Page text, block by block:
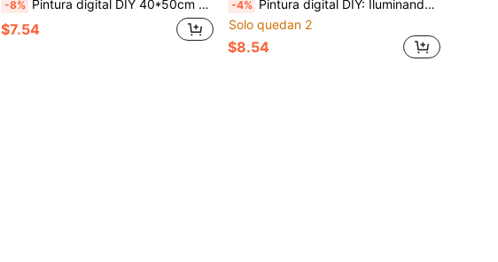
-8% Pintura digital DIY 40*50cm sin marco: "Mujer leyendo" - Enciende la vida creativa, representa un mundo colorido. Pintura digital DIY, embárcate en tu viaje artístico. Una mezcla perfecta de creatividad y diversión, una excelente opción para la interacción, el intercambio en pareja y la relajación personal. Lienzo de alta calidad con textura fina, cumple tus sueños artísticos. Pinturas vívidas y duraderas, y sin olor, confiables. Identificadores numéricos claros, fácil de comenzar incluso sin experiencia previa en pintura, cualquiera puede ser un artista.
$7.54
-4% Pintura digital DIY: Iluminando una vida creativa, que representa un mundo colorido. La pintura digital DIY abre tu viaje artístico. Es la combinación perfecta de creatividad y diversión, una excelente opción para interacción, compartir en pareja y relajación personal.
Solo quedan 2
$8.54